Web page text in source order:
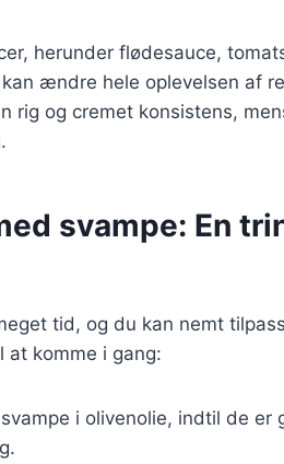
herunder flødesauce,
ændre hele oplevelsen af
rig og cremet konsistens,
svampe: En
tid, og du kan nemt
at komme i gang:
i olivenolie, indtil de er